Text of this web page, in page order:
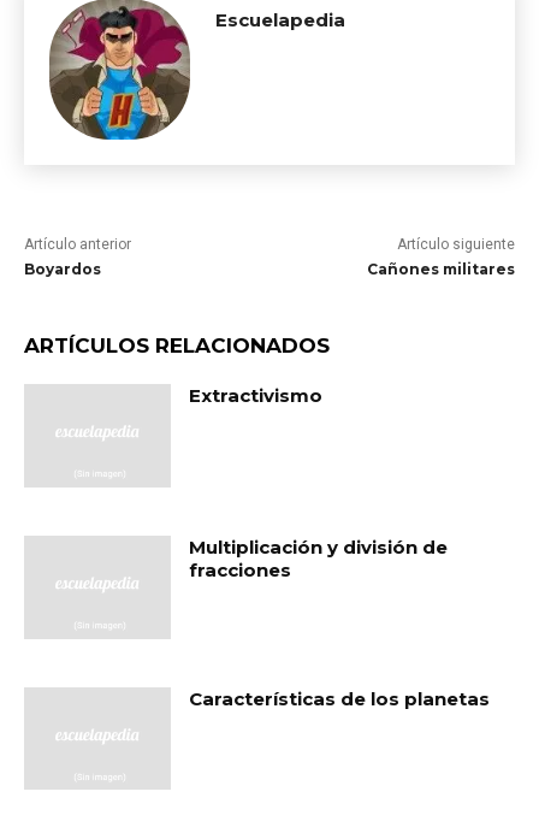
Escuelapedia
Artículo anterior
Boyardos
Artículo siguiente
Cañones militares
ARTÍCULOS RELACIONADOS
Extractivismo
Multiplicación y división de
fracciones
Características de los planetas